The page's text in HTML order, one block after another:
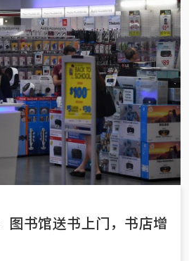
图书馆送书上门，书店增